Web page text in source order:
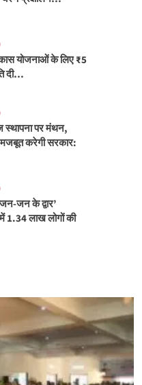
योजनाओं के लिए ₹5
दी…
स्थापना पर मंथन,
करेगी सरकार:
जन के द्वार’
1.34 लाख लोगों की